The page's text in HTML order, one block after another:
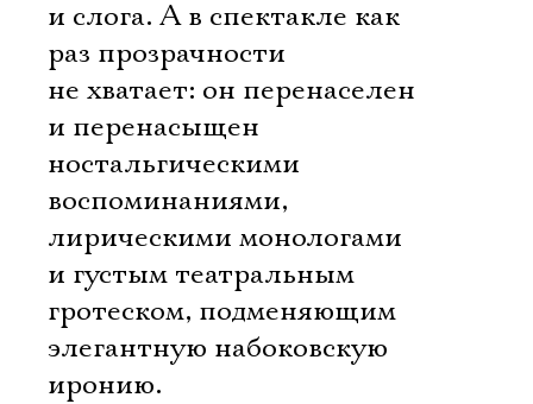
и слога. А в спектакле как
раз прозрачности
не хватает: он перенаселен
и перенасыщен
ностальгическими
воспоминаниями,
лирическими монологами
и густым театральным
гротеском, подменяющим
элегантную набоковскую
иронию.